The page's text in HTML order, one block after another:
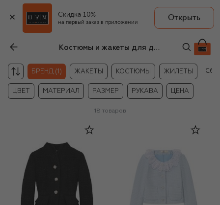
Скидка 10%
на первый заказ в приложении
Открыть
Костюмы и жакеты для девочек Zhanna & Anna
БРЕНД (1) ЖАКЕТЫ КОСТЮМЫ ЖИЛЕТЫ
ЦВЕТ МАТЕРИАЛ РАЗМЕР РУКАВА ЦЕНА
18 товаров